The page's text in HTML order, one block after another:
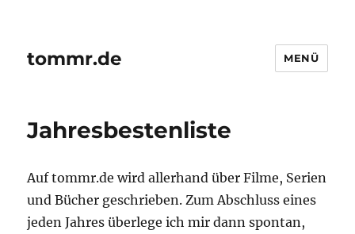
tommr.de MENÜ
Jahresbestenliste
Auf tommr.de wird allerhand über Filme, Serien
und Bücher geschrieben. Zum Abschluss eines
jeden Jahres überlege ich mir dann spontan,